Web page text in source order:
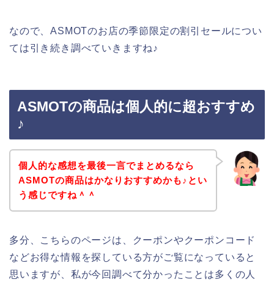
なので、ASMOTのお店の季節限定の割引セールについ
ては引き続き調べていきますね♪
ASMOTの商品は個人的に超おすすめ
♪
個人的な感想を最後一言でまとめるなら
ASMOTの商品はかなりおすすめかも♪とい
う感じですね＾＾
多分、こちらのページは、クーポンやクーポンコード
などお得な情報を探している方がご覧になっていると
思いますが、私が今回調べて分かったことは多くの人